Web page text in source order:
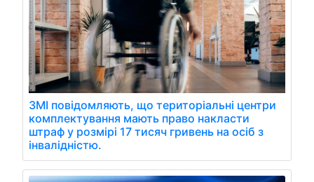
ЗМІ повідомляють, що територіальні центри
комплектування мають право накласти
штраф у розмірі 17 тисяч гривень на осіб з
інвалідністю.